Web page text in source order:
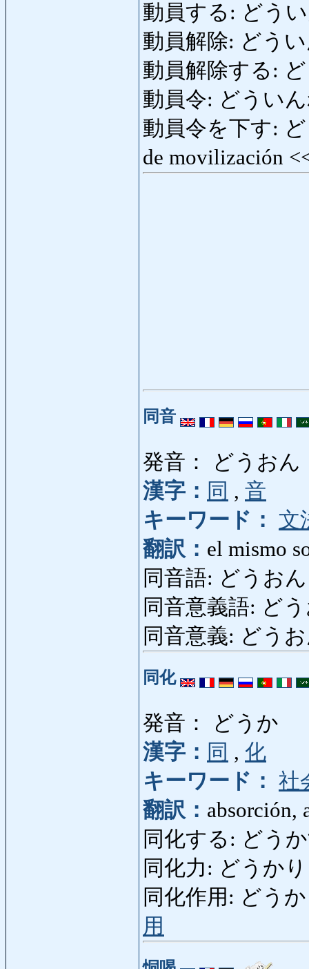
動員する: どう
動員解除: どう
動員解除する:
動員令: どうい
動員令を下す:
de movilización
同音
発音： どうおん
漢字： 同 , 音
キーワード：
文
翻訳： el mismo
同音語: どうお
同音意義語: ど
同音意義: どう
同化
発音： どうか
漢字： 同 , 化
キーワード： 社
翻訳： absorción,
同化する: どう
同化力: どうか
同化作用: どう
用